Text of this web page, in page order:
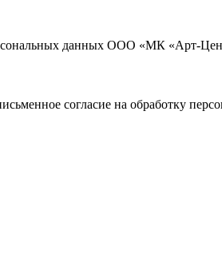
данных ООО «МК «Арт-
согласие на обработку